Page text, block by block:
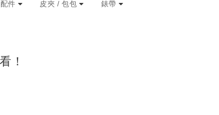
件 皮夾 / 包包
錶帶
！